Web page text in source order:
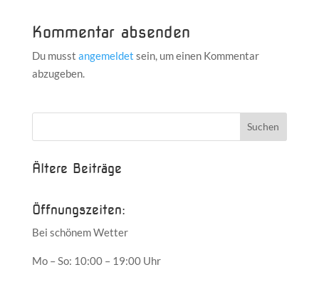
Kommentar absenden
Du musst angemeldet sein, um einen Kommentar
abzugeben.
Ältere Beiträge
Öffnungszeiten:
Bei schönem Wetter
Mo – So: 10:00 – 19:00 Uhr